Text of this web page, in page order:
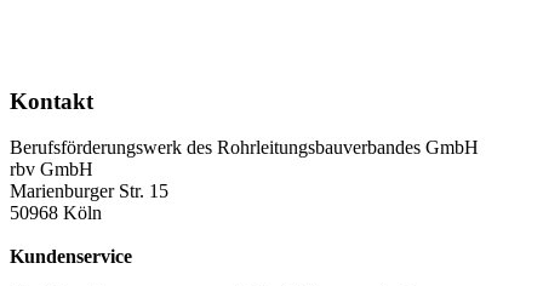
Kontakt
Berufsförderungswerk des Rohrleitungsbauverbandes GmbH
rbv GmbH
Marienburger Str. 15
50968 Köln
Kundenservice